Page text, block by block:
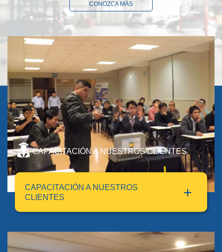
CONOZCA MÁS
CAPACITACIÓN A NUESTROS CLIENTES
CAPACITACIÓN A NUESTROS
CLIENTES